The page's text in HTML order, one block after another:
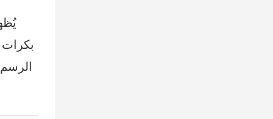
بكرات